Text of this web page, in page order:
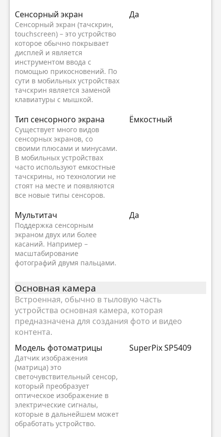
Сенсорный экран
Сенсорный экран (тачскрин,
touchscreen) – это устройство
которое обычно покрывает
дисплей и является
инструментом ввода с
помощью прикосновений. По
сути в мобильных устройствах
тачскрин является заменой
клавиатуры с мышкой.
Да
Тип сенсорного экрана
Существует много видов
сенсорных экранов, со
своими плюсами и минусами.
В мобильных устройствах
часто используют емкостные
тачскрины, но технологии не
стоят на месте и появляются
все новые типы сенсоров.
Ёмкостный
Мультитач
Поддержка сенсорным
экраном двух или более
касаний. Например –
масштабирование
фотографий двумя пальцами.
Да
Основная камера
Встроенная, обычно в тыловую часть
устройства основная камера, которая
предназначена для создания фото и видео
контента.
Модель фотоматрицы
Датчик изображения
(матрица) это
светочувствительный сенсор,
который преобразует
оптическое изображение в
электрические сигналы,
которые в дальнейшем может
обработать устройство.
SuperPix SP5409